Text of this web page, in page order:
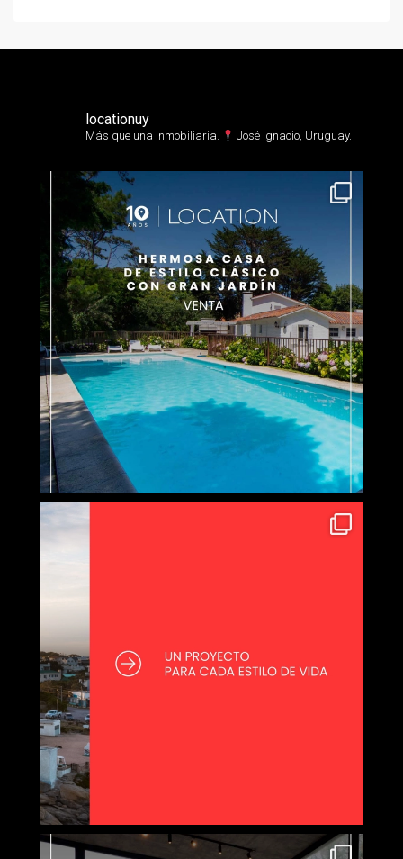
locationuy
Más que una inmobiliaria.⁣ José Ignacio, Uruguay.